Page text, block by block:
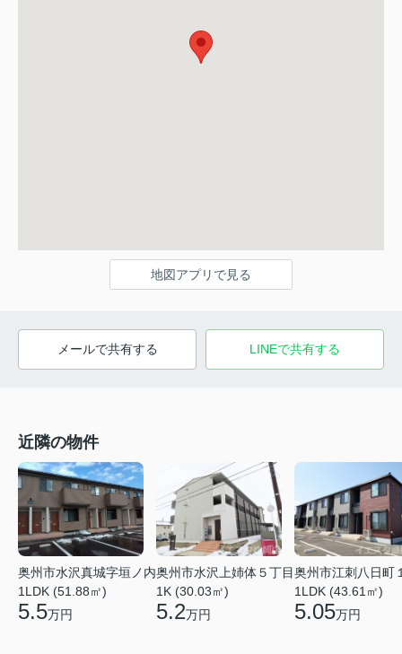
地図アプリで見る
メールで共有する LINEで共有する
近隣の物件
奥州市水沢真城字垣ノ内
1LDK (51.88㎡)
5.5万円
奥州市水沢上姉体５丁目
1K (30.03㎡)
5.2万円
奥州市江刺八日町
1LDK (43.61㎡)
5.05万円